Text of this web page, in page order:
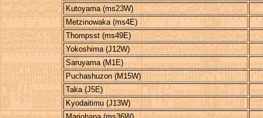
Kutoyama (ms23W)
Metzinowaka (ms4E)
Thompsst (ms49E)
Yokoshima (J12W)
Saruyama (M1E)
Puchashuzon (M15W)
Taka (J5E)
Kyodaitimu (J13W)